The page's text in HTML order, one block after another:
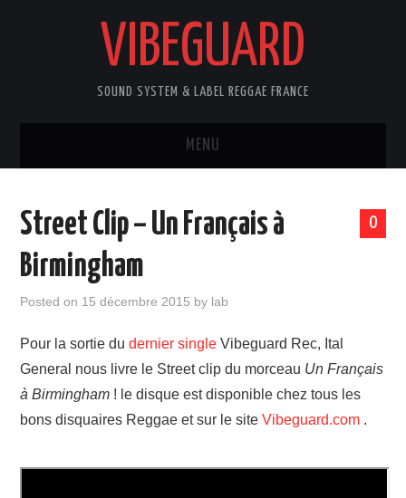
VIBEGUARD
SOUND SYSTEM & LABEL REGGAE FRANCE
MENU
NEWS
CONCERTS
CONTACT
LINKS
0
Street Clip – Un Français à
Birmingham
Posted on 15 décembre 2015 by lab
Pour la sortie dudernier single Vibeguard Rec, Ital
General nous livre le Street clip du morceau Un Français
à Birmingham ! le disque est disponible chez tous les
bons disquaires Reggae et sur le siteVibeguard.com .